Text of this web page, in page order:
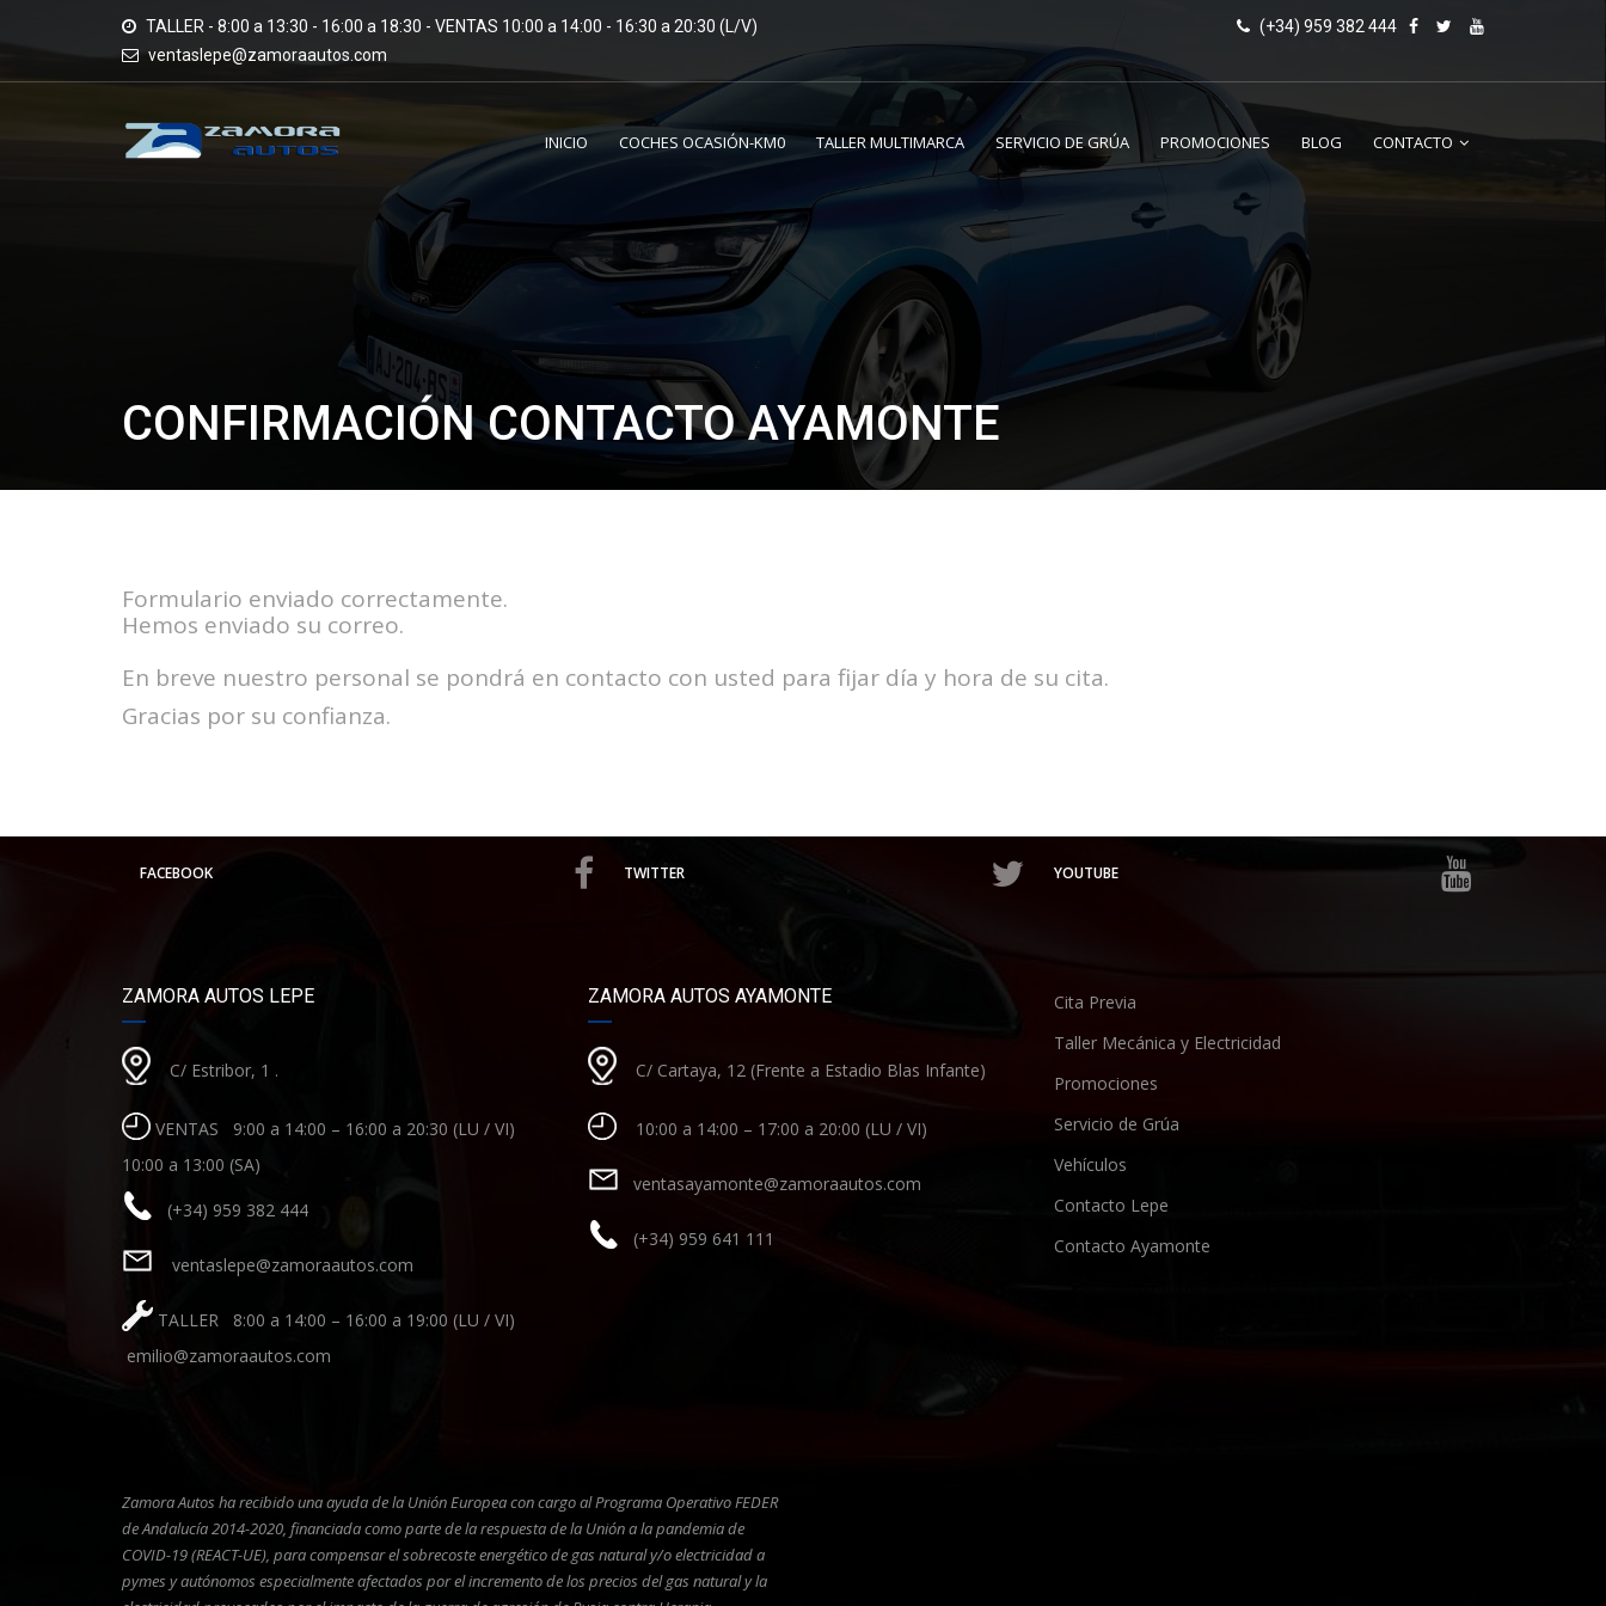
TALLER - 8:00 a 13:30 - 16:00 a 18:30 - VENTAS 10:00 a 14:00 - 16:30 a 20:30 (L/V)
ventaslepe@zamoraautos.com
(+34) 959 382 444
INICIO COCHES OCASIÓN-KM0 TALLER MULTIMARCA SERVICIO DE GRÚA PROMOCIONES BLOG CONTACTO
CONFIRMACIÓN CONTACTO AYAMONTE
Formulario enviado correctamente.
Hemos enviado su correo.
En breve nuestro personal se pondrá en contacto con usted para fijar día y hora de su cita.
Gracias por su confianza.
FACEBOOK TWITTER YOUTUBE
ZAMORA AUTOS LEPE
C/ Estribor, 1 .
VENTAS 9:00 a 14:00 – 16:00 a 20:30 (LU / VI)
10:00 a 13:00 (SA)
(+34) 959 382 444
ventaslepe@zamoraautos.com
TALLER 8:00 a 14:00 – 16:00 a 19:00 (LU / VI)
emilio@zamoraautos.com
ZAMORA AUTOS AYAMONTE
C/ Cartaya, 12 (Frente a Estadio Blas Infante)
10:00 a 14:00 – 17:00 a 20:00 (LU / VI)
ventasayamonte@zamoraautos.com
(+34) 959 641 111
Cita Previa
Taller Mecánica y Electricidad
Promociones
Servicio de Grúa
Vehículos
Contacto Lepe
Contacto Ayamonte
Zamora Autos ha recibido una ayuda de la Unión Europea con cargo al Programa Operativo FEDER
de Andalucía 2014-2020, financiada como parte de la respuesta de la Unión a la pandemia de
COVID-19 (REACT-UE), para compensar el sobrecoste energético de gas natural y/o electricidad a
pymes y autónomos especialmente afectados por el incremento de los precios del gas natural y la